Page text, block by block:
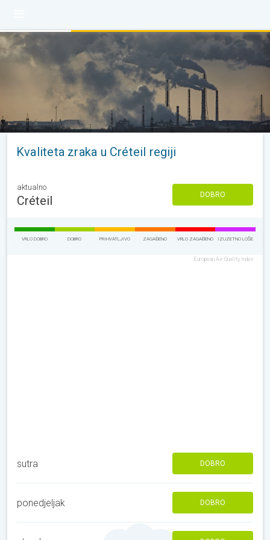
Kvaliteta zraka u Créteil regiji
aktualno
Créteil DOBRO
VRLO DOBRO DOBRO PRIHVATLJIVO ZAGAĐENO VRLO ZAGAĐENO IZUZETNO LOŠE
European Air Quality Index
sutra DOBRO
ponedjeljak DOBRO